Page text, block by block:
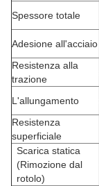
Spessore totale
Adesione all'acciaio
Resistenza alla
trazione
L'allungamento
Resistenza
superficiale
Scarica statica
(Rimozione dal
rotolo)